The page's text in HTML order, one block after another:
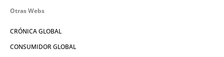
Otras Webs
CRÓNICA GLOBAL
CONSUMIDOR GLOBAL